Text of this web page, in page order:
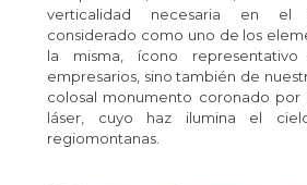
verticalidad necesaria en el
considerado como uno de los
la misma, ícono
empresarios, sino también de
colosal monumento coronado por
láser, cuyo haz ilumina el
regiomontanas.